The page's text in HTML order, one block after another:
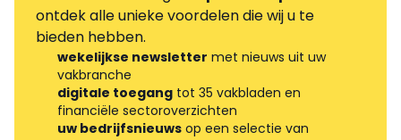
ontdek alle unieke voordelen die wij u te
bieden hebben.
wekelijkse newsletter met nieuws uit uw
vakbranche
digitale toegang tot 35 vakbladen en
financiële sectoroverzichten
uw bedrijfsnieuws op een selectie van